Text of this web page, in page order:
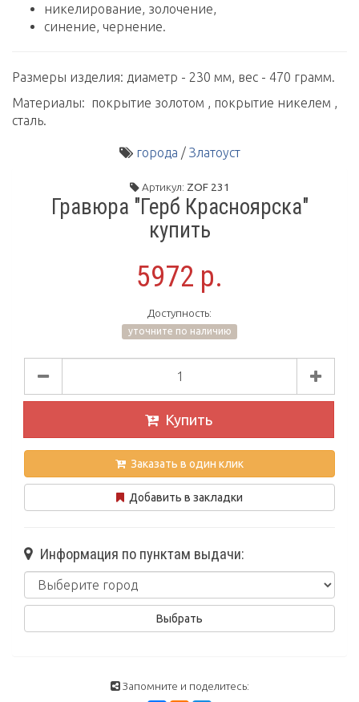
никелирование, золочение,
синение, чернение.
Размеры изделия: диаметр - 230 мм, вес - 470 грамм.
Материалы: покрытие золотом , покрытие никелем ,
сталь.
города / Златоуст
Артикул: ZOF 231
Гравюра "Герб Красноярска"
купить
5972 р.
Доступность:
уточните по наличию
Купить
Заказать в один клик
Добавить в закладки
Информация по пунктам выдачи:
Запомните и поделитесь: